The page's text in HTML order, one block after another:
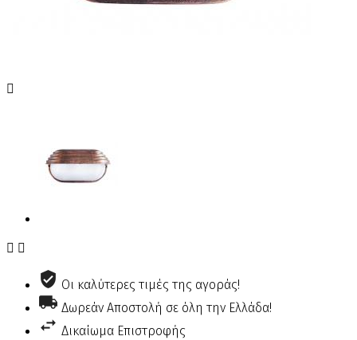

 
Οι καλύτερες τιμές της αγοράς!
Δωρεάν Αποστολή σε όλη την Ελλάδα!
Δικαίωμα Επιστροφής